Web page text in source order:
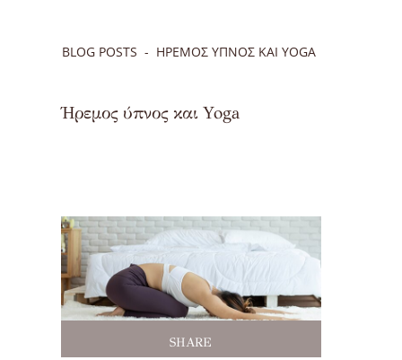
BLOG POSTS ΉΡΕΜΟΣ ΎΠΝΟΣ ΚΑΙ YOGA
Ήρεμος ύπνος και Yoga
SHARE